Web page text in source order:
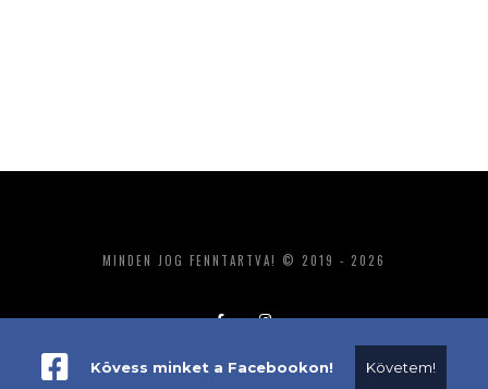
MINDEN JOG FENNTARTVA! © 2019 - 2026
ADATKEZELÉS IMPRESSZUM MÉDIAAJÁNLAT
Kövess minket a Facebookon! Követem!